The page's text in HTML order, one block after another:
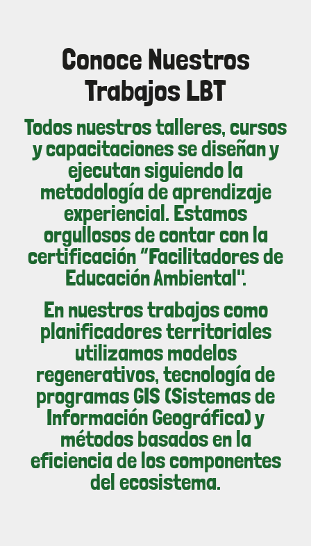
Conoce Nuestros
Trabajos LBT
Todos nuestros talleres, cursos
y capacitaciones se diseñan y
ejecutan siguiendo la
metodología de aprendizaje
experiencial. Estamos
orgullosos de contar con la
certificación “Facilitadores de
Educación Ambiental".
En nuestros trabajos como
planificadores territoriales
utilizamos modelos
regenerativos, tecnología de
programas GIS (Sistemas de
Información Geográfica) y
métodos basados en la
eficiencia de los componentes
del ecosistema.